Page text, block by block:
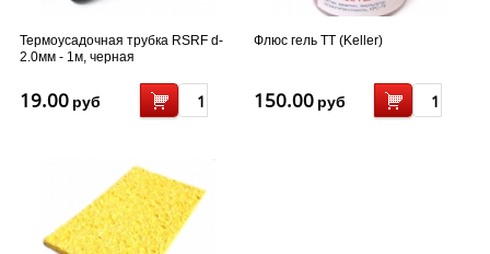
Термоусадочная трубка RSRF d-
2.0мм - 1м, черная
19.00 руб
Флюс гель TT (Keller)
150.00 руб